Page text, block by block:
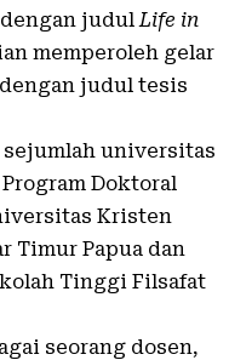
dengan judulLife in
memperoleh gelar
judul tesis
universitas
Doktoral
Kristen
Timur Papua dan
Tinggi Filsafat
seorang dosen,